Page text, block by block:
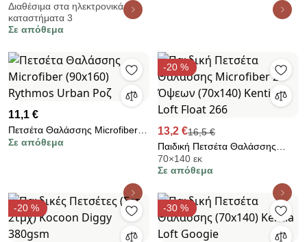
Greenwich Polo Club Junior
5223
Διαθέσιμα στα ηλεκτρονικά
καταστήματα 3
Σε απόθεμα
11,1 €
Πετσέτα Θαλάσσης Microfiber
(90x160) Rythmos Urban Ροζ
Σε απόθεμα
-20 %
13,2 €16,5 €
Παιδική Πετσέτα Θαλάσσης
Microfiber 2 Όψεων (70x140)
Kentia Loft Float 266
70×140 εκ
Σε απόθεμα
-20 % -30 %